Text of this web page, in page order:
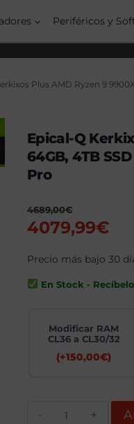
Periféricos y
Plus AMD Ryzen 9
Epical-Q
64GB, 4TB
Pro
4689,00€
El
original
era:
4079,99€El
es:
Precio más bajo 30
En Stock -
Modificar RAM
CL36 a CL30/32
(+150,00€)